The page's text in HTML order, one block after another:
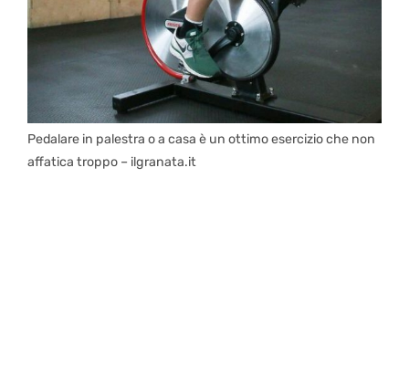
Pedalare in palestra o a casa è un ottimo esercizio che non
affatica troppo – ilgranata.it